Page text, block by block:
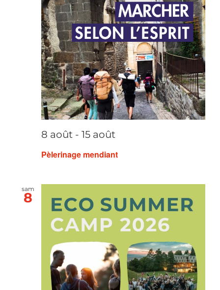
Pèlerinage mendiant
8 août - 15 août
sam
8